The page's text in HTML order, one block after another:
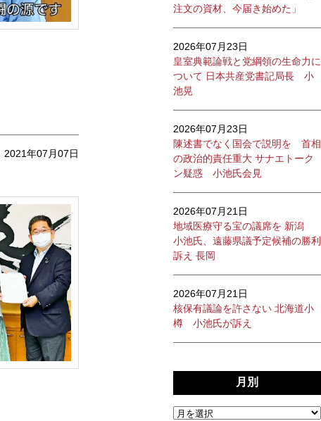
2021年07月07日
注文の資材、今届き始めた」
2026年07月23日
皇室典範論戦と党綱領の生命力に
ついて 日本共産党書記局長 小
池晃
2026年07月23日
陳述書でなく国会で説明を 首相
の政治的責任重大 サナエトーク
ン疑惑 小池氏会見
2026年07月21日
地域医療守る宝の議席を 新潟
小池氏、遠藤県議予定候補の勝利
訴え 長岡
2026年07月21日
核保有議論を許さない 北海道小
樽 小池氏が訴え
月別